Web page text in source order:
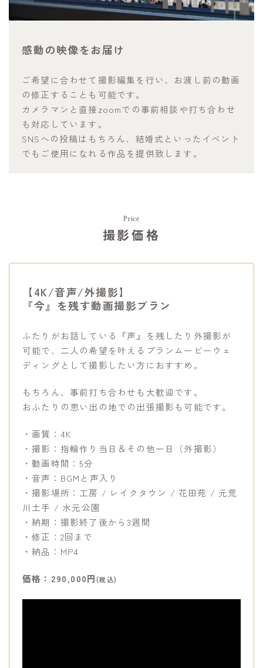
感動の映像をお届け
ご希望に合わせて撮影編集を行い、お渡し前の動画
の修正することも可能です。
カメラマンと直接zoomでの事前相談や打ち合わせ
も対応しています。
SNSへの投稿はもちろん、結婚式といったイベント
でもご使用になれる作品を提供致します。
Price
撮影価格
【4K/音声/外撮影】
『今』を残す動画撮影プラン
ふたりがお話している『声』を残したり外撮影が
可能で、二人の希望を叶えるプランムービーウェ
ディングとして撮影したい方におすすめ。
もちろん、事前打ち合わせも大歓迎です。
おふたりの思い出の地での出張撮影も可能です。
・画質：4K
・撮影：指輪作り当日＆その他一日（外撮影）
・動画時間：5分
・音声：BGMと声入り
・撮影場所：工房 / レイクタウン / 花田苑 / 元荒
川土手 / 水元公園
・納期：撮影終了後から3週間
・修正：2回まで
・納品：MP4
価格：290,000円(税込)